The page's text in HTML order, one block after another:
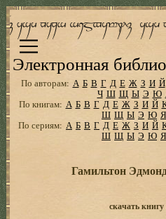
Электронная
По авторам: А Б В Г Д Е Ж З И Й
Ч Ш Щ Ы Э Ю
По книгам: А Б В Г Д Е Ж З И Й
Ш Щ Ы Э Ю Я
По сериям: А Б В Г Д Е Ж З И Й
Ш Щ Ы Э Ю Я
Гамильтон
скачать